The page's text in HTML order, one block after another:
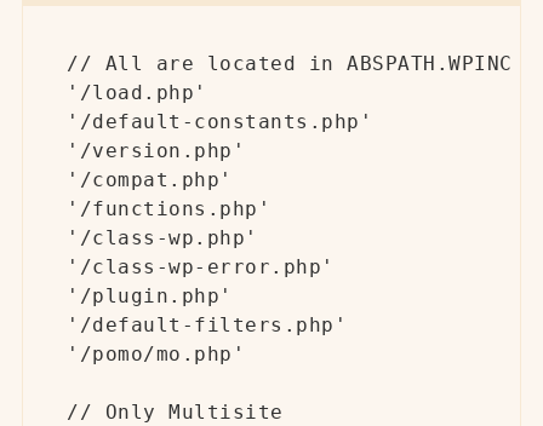
// All are located in ABSPATH.WPINC
'/load.php'
'/default-constants.php'
'/version.php'
'/compat.php'
'/functions.php'
'/class-wp.php'
'/class-wp-error.php'
'/plugin.php'
'/default-filters.php'
'/pomo/mo.php'
// Only Multisite